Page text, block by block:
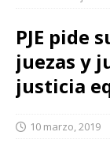
PJE pide
juezas y
justicia
10 marzo, 2019